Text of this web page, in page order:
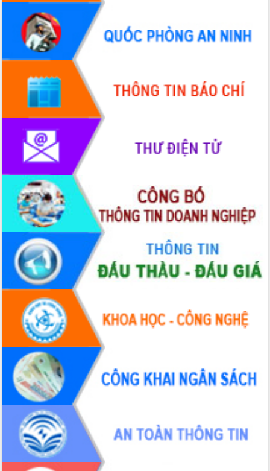
Xã Ea Kar bước chuyển mình trong
công tác cải cách hành chính mô hình
mới
UBND tỉnh họp báo định kỳ tháng 4
năm 2026
Hội thảo khoa học “Giải pháp thúc đẩy
phát triển nền kinh tế xanh tại tỉnh
Đắk Lắk”
Tăng cường giám sát, đôn đốc thực
hiện nhiệm vụ quản lý tài sản công
hàng tuần
Tháo gỡ những vướng mắc, đẩy mạnh
công tác cải cách thủ tục hành chính
tại Trung tâm Phục vụ hành chính
công tỉnh
Đắk Lắk: Tôn vinh 46 giải pháp tại Hội
thi Sáng tạo Kỹ thuật 2024 - 2025
Đắk Lắk rà soát, điều chỉnh Đề án 190
về phát triển nuôi trồng thủy sản
Phó Chủ tịch UBND tỉnh Đắk Lắk
Trương Công Thái kiểm tra thực địa
Dự án cao tốc Khánh Hòa - Buôn Ma
Thuột
Định vị cà phê Việt Nam như một “di
sản sống” trong dòng chảy toàn cầu
Xây dựng nông thôn mới: Nâng cao đời
sống người dân từ những mô hình thiết
thực
Quyết liệt tháo gỡ vướng mắc, đẩy
nhanh tiến độ các dự án trọng điểm
trong Khu kinh tế Nam Phú Yên
Hòn Yến phát triển du lịch gắn với bảo
tồn biển
Lấy ý kiến điều chỉnh Quy hoạch tỉnh
Đắk Lắk thời kỳ 2021-2030, tầm nhìn
đến năm 2050